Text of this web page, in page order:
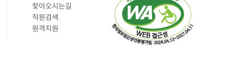
찾아오시는길
직원검색
원격지원